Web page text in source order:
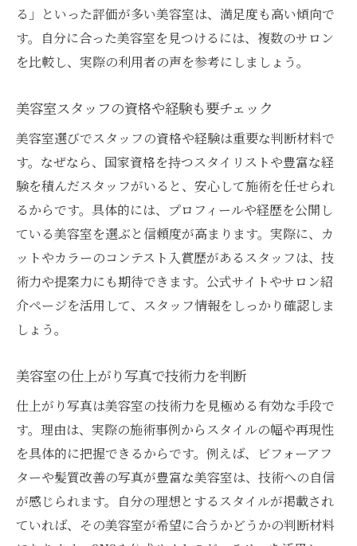
る」といった評価が多い美容室は、満足度も高い傾向で
す。自分に合った美容室を見つけるには、複数のサロン
を比較し、実際の利用者の声を参考にしましょう。
美容室スタッフの資格や経験も要チェック
美容室選びでスタッフの資格や経験は重要な判断材料で
す。なぜなら、国家資格を持つスタイリストや豊富な経
験を積んだスタッフがいると、安心して施術を任せられ
るからです。具体的には、プロフィールや経歴を公開し
ている美容室を選ぶと信頼度が高まります。実際に、カ
ットやカラーのコンテスト入賞歴があるスタッフは、技
術力や提案力にも期待できます。公式サイトやサロン紹
介ページを活用して、スタッフ情報をしっかり確認しま
しょう。
美容室の仕上がり写真で技術力を判断
仕上がり写真は美容室の技術力を見極める有効な手段で
す。理由は、実際の施術事例からスタイルの幅や再現性
を具体的に把握できるからです。例えば、ビフォーアフ
ターや髪質改善の写真が豊富な美容室は、技術への自信
が感じられます。自分の理想とするスタイルが掲載され
ていれば、その美容室が希望に合うかどうかの判断材料